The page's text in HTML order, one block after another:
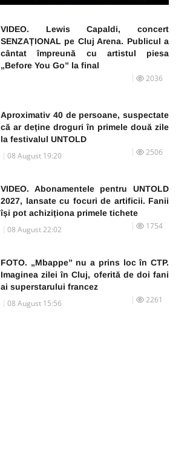
VIDEO. Lewis Capaldi, concert
SENZAȚIONAL pe Cluj Arena. Publicul a
cântat împreună cu artistul piesa
„Before You Go” la final
2036
Aproximativ 40 de persoane, suspectate
că ar deține droguri în primele două zile
la festivalul UNTOLD
08 August 19:20 2506
VIDEO. Abonamentele pentru UNTOLD
2027, lansate cu focuri de artificii. Fanii
își pot achiziționa primele tichete
08 August 22:02 1754
FOTO. „Mbappe” nu a prins loc în CTP.
Imaginea zilei în Cluj, oferită de doi fani
ai superstarului francez
08 August 15:56 2261